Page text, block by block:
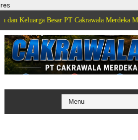
res
Besar PT Cakrawala Merdeka Mediatama